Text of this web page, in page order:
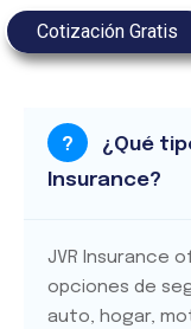
?
¿Qué
Insurance?
JVR Insurance
opciones de
auto, hogar,
Cotización Gratis